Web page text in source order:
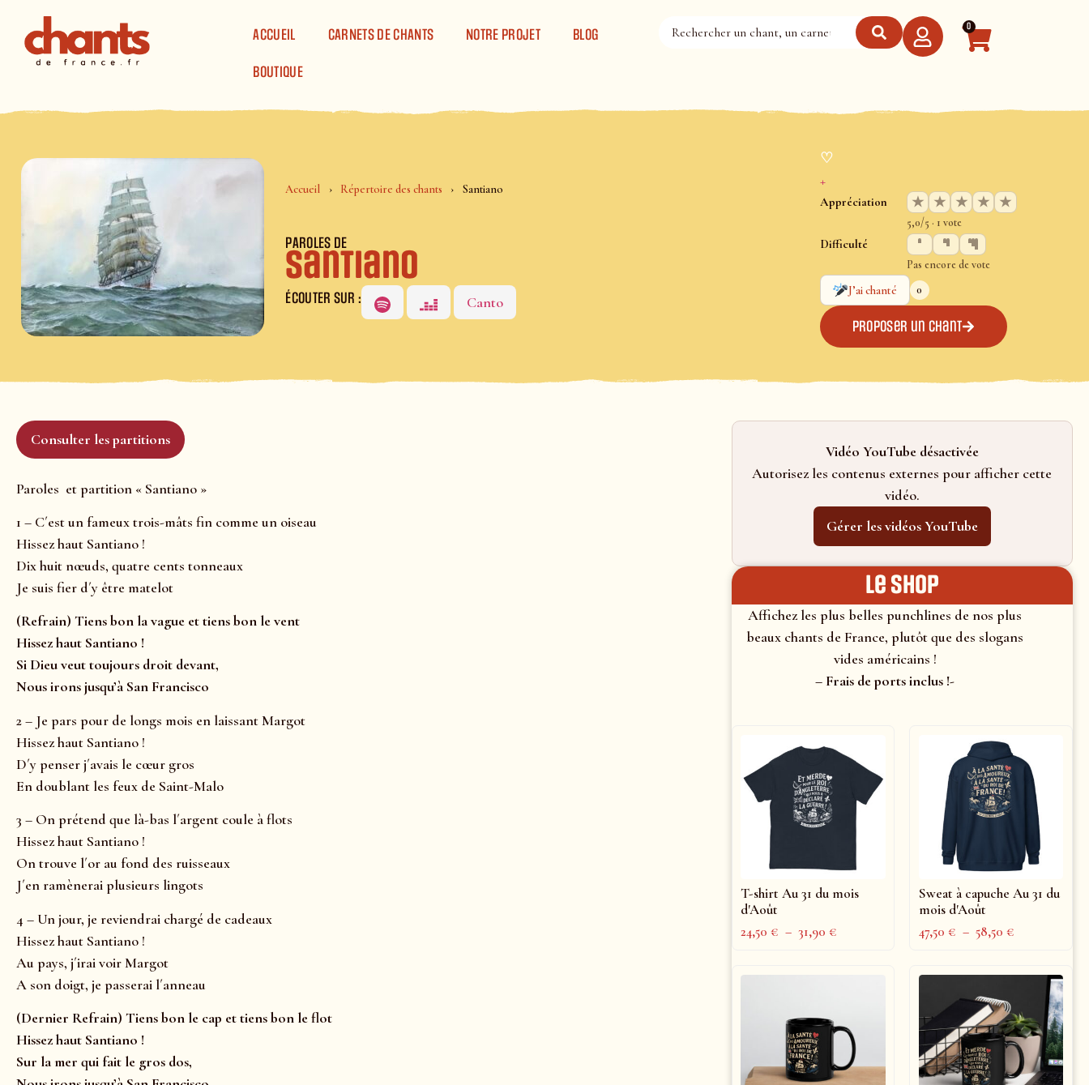
ACCUEIL
CARNETS DE CHANTS NOTRE PROJET BLOG
BOUTIQUE
0
Accueil Répertoire des chants Santiano
PAROLES DE
Santiano
ÉCOUTER SUR : Canto
♡
+
Appréciation ★ ★ ★ ★ ★
5,0/5 · 1 vote
Difficulté
Pas encore de vote
J’ai chanté
0
Proposer un chant
Consulter les partitions
Paroles et partition « Santiano »
1 – C´est un fameux trois-mâts fin comme un oiseau
Hissez haut Santiano !
Dix huit nœuds, quatre cents tonneaux
Je suis fier d´y être matelot
(Refrain) Tiens bon la vague et tiens bon le vent
Hissez haut Santiano !
Si Dieu veut toujours droit devant,
Nous irons jusqu’à San Francisco
2 – Je pars pour de longs mois en laissant Margot
Hissez haut Santiano !
D´y penser j´avais le cœur gros
En doublant les feux de Saint-Malo
3 – On prétend que là-bas l´argent coule à flots
Hissez haut Santiano !
On trouve l´or au fond des ruisseaux
J´en ramènerai plusieurs lingots
4 – Un jour, je reviendrai chargé de cadeaux
Hissez haut Santiano !
Au pays, j´irai voir Margot
A son doigt, je passerai l´anneau
(Dernier Refrain) Tiens bon le cap et tiens bon le flot
Hissez haut Santiano !
Sur la mer qui fait le gros dos,
Vidéo YouTube désactivée
Autorisez les contenus externes pour afficher cette
vidéo.
Gérer les vidéos YouTube
le shop
Affichez les plus belles punchlines de nos plus
beaux chants de France, plutôt que des slogans
vides américains !
– Frais de ports inclus !-
T-shirt Au 31 du mois
d'Août
24,50€ – 31,90€
Sweat à capuche Au 31 du
mois d'Août
47,50€ – 58,50€